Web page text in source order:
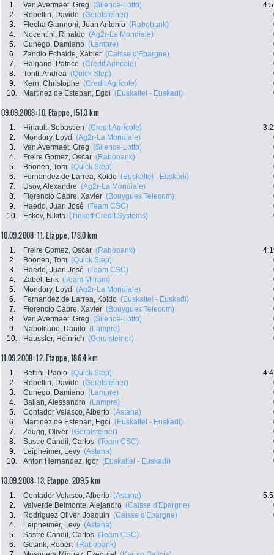
1. Van Avermaet, Greg (Silence-Lotto)
2.
Rebellin, Davide (Gerolsteiner)
3.
Flecha Giannoni, Juan Antonio (Rabobank)
4.
Nocentini, Rinaldo (Ag2r-La Mondiale)
5.
Cunego, Damiano (Lampre)
6.
Zandio Echaide, Xabier (Caisse d'Epargne)
7.
Halgand, Patrice (Credit Agricole)
8.
Tonti, Andrea (Quick Step)
9.
Kern, Christophe (Credit Agricole)
10.
Martinez de Esteban, Egoi (Euskaltel - Euskadi)
09.09.2008: 10. Etappe , 151.3 km
1. Hinault, Sebastien (Credit Agricole)
2.
Mondory, Loyd (Ag2r-La Mondiale)
3.
Van Avermaet, Greg (Silence-Lotto)
4.
Freire Gomez, Oscar (Rabobank)
5.
Boonen, Tom (Quick Step)
6.
Fernandez de Larrea, Koldo (Euskaltel - Euskadi)
7.
Usov, Alexandre (Ag2r-La Mondiale)
8.
Florencio Cabre, Xavier (Bouygues Telecom)
9.
Haedo, Juan José (Team CSC)
10.
Eskov, Nikita (Tinkoff Credit Systems)
10.09.2008: 11. Etappe , 178.0 km
1. Freire Gomez, Oscar (Rabobank)
2.
Boonen, Tom (Quick Step)
3.
Haedo, Juan José (Team CSC)
4.
Zabel, Erik (Team Milram)
5.
Mondory, Loyd (Ag2r-La Mondiale)
6.
Fernandez de Larrea, Koldo (Euskaltel - Euskadi)
7.
Florencio Cabre, Xavier (Bouygues Telecom)
8.
Van Avermaet, Greg (Silence-Lotto)
9.
Napolitano, Danilo (Lampre)
10.
Haussler, Heinrich (Gerolsteiner)
11.09.2008: 12. Etappe , 186.4 km
1. Bettini, Paolo (Quick Step)
2.
Rebellin, Davide (Gerolsteiner)
3.
Cunego, Damiano (Lampre)
4.
Ballan, Alessandro (Lampre)
5.
Contador Velasco, Alberto (Astana)
6.
Martinez de Esteban, Egoi (Euskaltel - Euskadi)
7.
Zaugg, Oliver (Gerolsteiner)
8.
Sastre Candil, Carlos (Team CSC)
9.
Leipheimer, Levy (Astana)
10.
Anton Hernandez, Igor (Euskaltel - Euskadi)
13.09.2008: 13. Etappe , 209.5 km
1. Contador Velasco, Alberto (Astana)
2.
Valverde Belmonte, Alejandro (Caisse d'Epargne)
3.
Rodriguez Oliver, Joaquin (Caisse d'Epargne)
4.
Leipheimer, Levy (Astana)
5.
Sastre Candil, Carlos (Team CSC)
6.
Gesink, Robert (Rabobank)